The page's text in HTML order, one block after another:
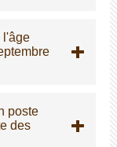
l'âge
poste
des